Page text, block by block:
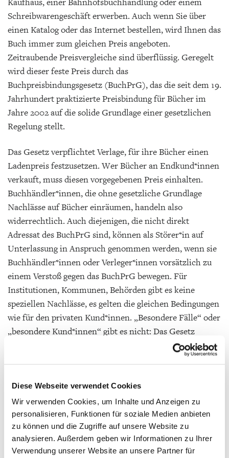
Diese Webseite verwendet Cookies
Wir verwenden Cookies, um Inhalte und Anzeigen zu
personalisieren, Funktionen für soziale Medien anbieten
zu können und die Zugriffe auf unsere Website zu
analysieren. Außerdem geben wir Informationen zu Ihrer
Verwendung unserer Website an unsere Partner für
Kaufhaus, einer Bahnhofsbuchhandlung oder einem
Schreibwarengeschäft erwerben. Auch wenn Sie über
einen Katalog oder das Internet bestellen, wird Ihnen das
Buch immer zum gleichen Preis angeboten.
Zeitraubende Preisvergleiche sind überflüssig. Geregelt
wird dieser feste Preis durch das
Buchpreisbindungsgesetz (BuchPrG), das die seit dem 19.
Jahrhundert praktizierte Preisbindung für Bücher im
Jahre 2002 auf die solide Grundlage einer gesetzlichen
Regelung stellt.
Das Gesetz verpflichtet Verlage, für ihre Bücher einen
Ladenpreis festzusetzen. Wer Bücher an Endkund*innen
verkauft, muss diesen vorgegebenen Preis einhalten.
Buchhändler*innen, die ohne gesetzliche Grundlage
Nachlässe auf Bücher einräumen, handeln also
widerrechtlich. Auch diejenigen, die nicht direkt
Adressat des BuchPrG sind, können als Störer*in auf
Unterlassung in Anspruch genommen werden, wenn sie
Buchhändler*innen oder Verleger*innen vorsätzlich zu
einem Verstoß gegen das BuchPrG bewegen. Für
Institutionen, Kommunen, Behörden gibt es keine
speziellen Nachlässe, es gelten die gleichen Bedingungen
wie für den privaten Kund*innen. „Besondere Fälle“ oder
„besondere Kund*innen“ gibt es nicht: Das Gesetz
Die Preisbindung ermöglicht es Verlagen, Chancen und
Risiken auszugleichen und eine literarische Vielfalt
anzubieten: Mit dem Erlös aus einem Bestseller können
neue Autor*innen gefördert oder literarische
Experimente verwirklicht werden. Diese